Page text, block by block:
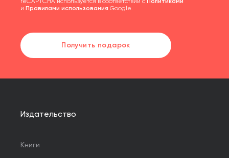
reCAPTCHA используется в соответствии с
Политиками
и Правилами использования Google.
Получить подарок
Издательство
Книги